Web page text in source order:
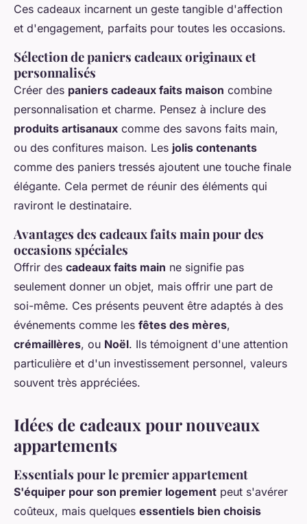
Ces cadeaux incarnent un geste tangible d'affection
et d'engagement, parfaits pour toutes les occasions.
Sélection de paniers cadeaux originaux et
personnalisés
Créer des paniers cadeaux faits maison combine
personnalisation et charme. Pensez à inclure des
produits artisanaux comme des savons faits main,
ou des confitures maison. Les jolis contenants
comme des paniers tressés ajoutent une touche finale
élégante. Cela permet de réunir des éléments qui
raviront le destinataire.
Avantages des cadeaux faits main pour des
occasions spéciales
Offrir des cadeaux faits main ne signifie pas
seulement donner un objet, mais offrir une part de
soi-même. Ces présents peuvent être adaptés à des
événements comme les fêtes des mères,
crémaillères, ou Noël. Ils témoignent d'une attention
particulière et d'un investissement personnel, valeurs
souvent très appréciées.
Idées de cadeaux pour nouveaux
appartements
Essentials pour le premier appartement
S'équiper pour son premier logement peut s'avérer
coûteux, mais quelques essentiels bien choisis